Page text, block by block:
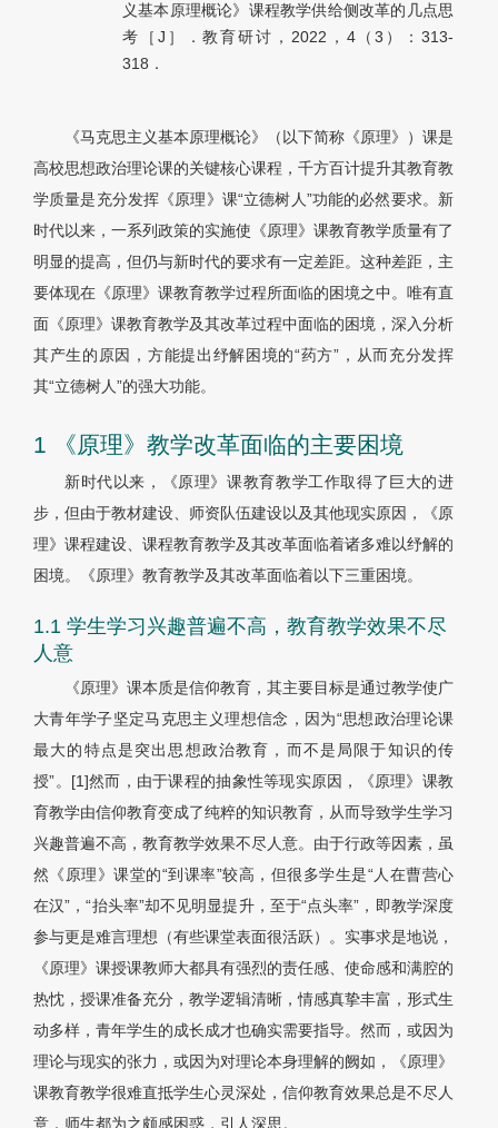
义基本原理概论》课程教学供给侧改革的几点思
考［J］．教育研讨，2022，4（3）：313-
318．
《马克思主义基本原理概论》（以下简称《原理》）课是
高校思想政治理论课的关键核心课程，千方百计提升其教育教
学质量是充分发挥《原理》课“立德树人”功能的必然要求。新
时代以来，一系列政策的实施使《原理》课教育教学质量有了
明显的提高，但仍与新时代的要求有一定差距。这种差距，主
要体现在《原理》课教育教学过程所面临的困境之中。唯有直
面《原理》课教育教学及其改革过程中面临的困境，深入分析
其产生的原因，方能提出纾解困境的“药方”，从而充分发挥
其“立德树人”的强大功能。
1 《原理》教学改革面临的主要困境
新时代以来，《原理》课教育教学工作取得了巨大的进
步，但由于教材建设、师资队伍建设以及其他现实原因，《原
理》课程建设、课程教育教学及其改革面临着诸多难以纾解的
困境。《原理》教育教学及其改革面临着以下三重困境。
1.1 学生学习兴趣普遍不高，教育教学效果不尽
人意
《原理》课本质是信仰教育，其主要目标是通过教学使广
大青年学子坚定马克思主义理想信念，因为“思想政治理论课
最大的特点是突出思想政治教育，而不是局限于知识的传
授”。[1]然而，由于课程的抽象性等现实原因，《原理》课教
育教学由信仰教育变成了纯粹的知识教育，从而导致学生学习
兴趣普遍不高，教育教学效果不尽人意。由于行政等因素，虽
然《原理》课堂的“到课率”较高，但很多学生是“人在曹营心
在汉”，“抬头率”却不见明显提升，至于“点头率”，即教学深度
参与更是难言理想（有些课堂表面很活跃）。实事求是地说，
《原理》课授课教师大都具有强烈的责任感、使命感和满腔的
热忱，授课准备充分，教学逻辑清晰，情感真挚丰富，形式生
动多样，青年学生的成长成才也确实需要指导。然而，或因为
理论与现实的张力，或因为对理论本身理解的阙如，《原理》
课教育教学很难直抵学生心灵深处，信仰教育效果总是不尽人
意，师生都为之颇感困惑，引人深思。